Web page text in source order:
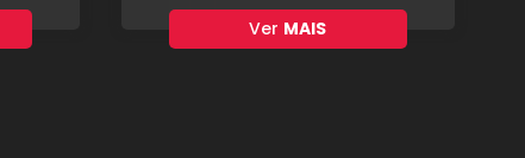
Ver MAIS